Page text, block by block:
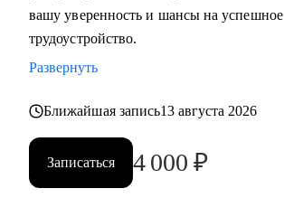
вашу уверенность и шансы на успешное
трудоустройство.
Развернуть
Ближайшая запись13 августа 2026
Записаться 4 000 ₽